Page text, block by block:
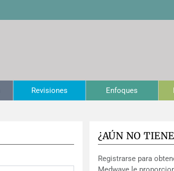
Revisiones Enfoques
¿AÚN NO
Registrarse para